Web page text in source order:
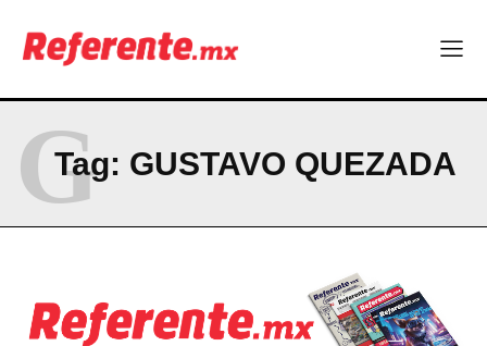
Company
CONTACT
PRIVACY POLICY
Tag: GUSTAVO QUEZADA
G